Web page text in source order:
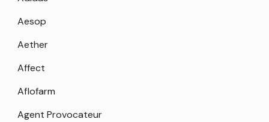
Aesop
Aether
Affect
Aflofarm
Agent Provocateur